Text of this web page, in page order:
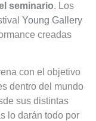
seminario. Los
Young Gallery
creadas
con el objetivo
dentro del mundo
sus distintas
lo darán todo por